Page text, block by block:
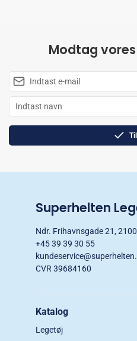
Modtag
Superhelten
Ndr. Frihavnsgade 21,
+45 39 39 30 55
CVR 39684160
Katalog
Legetøj